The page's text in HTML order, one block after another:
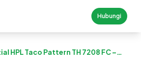
Hubungi
HPL Taco Pattern TH 7208 FC –